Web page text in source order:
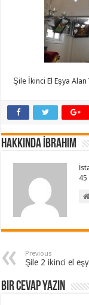
Şile İkinci El Eşya Alan
Hakkında İbrahim
45
Previous
Şile 2 ikinci el
Bir cevap yazın